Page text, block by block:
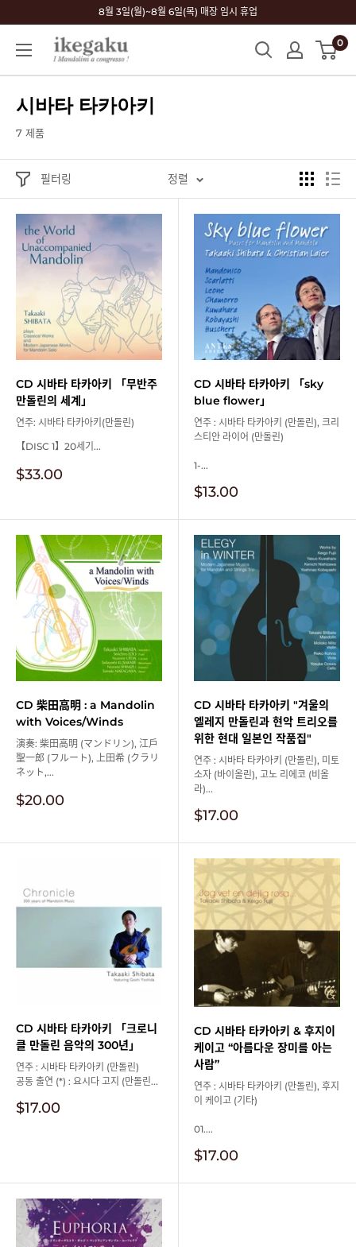
로
8월 3일(월)~8월 6일(목) 매장 임시 휴업
Mandolin
&
Shop
0
시바타 타카아키
7 제품
필터링 정렬
CD 시바타 타카아키 「무반주
만돌린의 세계」
연주: 시바타 타카아키(만돌린)
【DISC 1】20세기...
판
격
$33.00
CD 시바타 타카아키 「sky
blue flower」
연주 : 시바타 타카아키 (만돌린), 크리
스티안 라이어 (만돌린)
1-...
판
가
격
$13.00
CD 柴田高明 : a Mandolin
with Voices/Winds
演奏: 柴田高明 (マンドリン), 江戸
聖一郎 (フルート), 上田希 (クラリ
ネット,...
판
격
$20.00
CD 시바타 타카아키 "겨울의
엘레지 만돌린과 현악 트리오를
위한 현대 일본인 작품집"
연주 : 시바타 타카아키 (만돌린), 미토
소자 (바이올린), 고노 리에코 (비올
라)...
판
가
격
$17.00
CD 시바타 타카아키 「크로니
클 만돌린 음악의 300년」
연주 : 시바타 타카아키 (만돌린)
공동 출연 (*) : 요시다 고지 (만돌린...
판
$17.00
CD 시바타 타카아키 & 후지이
케이고 “아름다운 장미를 아는
사람”
연주 : 시바타 타카아키 (만돌린), 후지
이 케이고 (기타)
01....
판
가
$17.00